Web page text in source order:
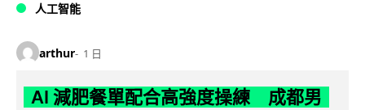
人工智能
arthur 1 日
AI 減肥餐單配合高強度操練 成都男